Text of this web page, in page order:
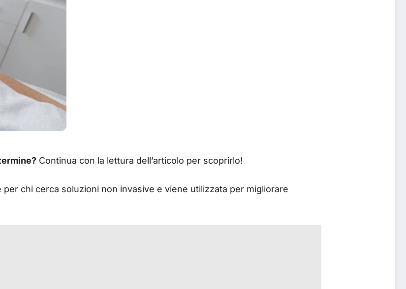
Continua con la lettura dell’articolo per scoprirlo!
chi cerca soluzioni non invasive e viene utilizzata per migliorare